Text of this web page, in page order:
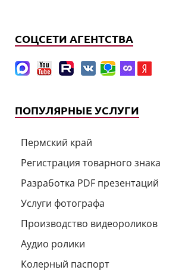
СОЦСЕТИ АГЕНТСТВА
ПОПУЛЯРНЫЕ УСЛУГИ
Пермский край
Регистрация товарного знака
Разработка PDF презентаций
Услуги фотографа
Производство видеороликов
Аудио ролики
Колерный паспорт